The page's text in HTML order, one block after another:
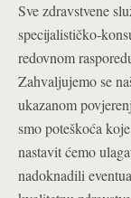
Sve zdravstvene
specijalističko-
redovnom
Zahvaljujemo se
ukazanom
smo poteškoća
nastavit ćemo
nadoknadili